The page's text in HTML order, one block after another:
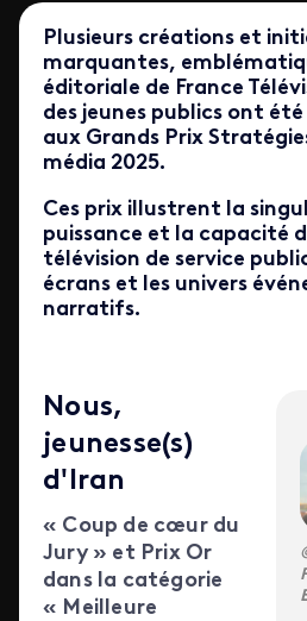
Plusieurs créations et
marquantes,
éditoriale de France
des jeunes publics ont
aux Grands Prix
média 2025.
Ces prix illustrent la
puissance et la capacité
télévision de service
écrans et les univers
narratifs.
Nous,
jeunesse(s)
d'Iran
« Coup de cœur du
Jury » et Prix Or
dans la catégorie
« Meilleure